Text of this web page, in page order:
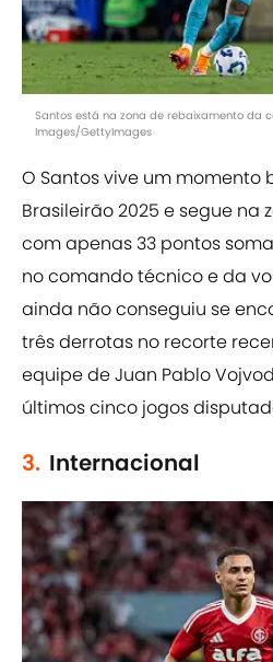
Santos está na zona de rebaixamento da
Images/GettyImages
O Santos vive um momento
Brasileirão 2025 e segue na
com apenas 33 pontos
no comando técnico e da
ainda não conseguiu se
três derrotas no recorte
equipe de Juan Pablo
últimos cinco jogos
3. Internacional